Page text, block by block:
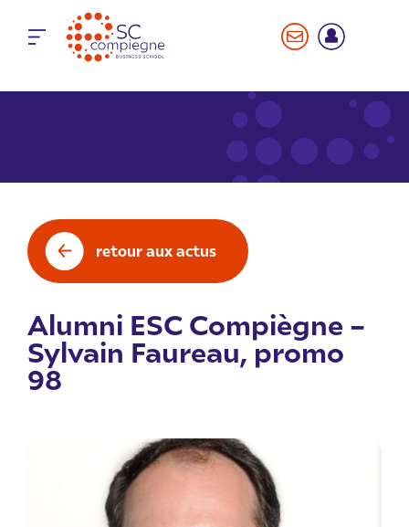
retour aux actus
Alumni ESC Compiègne –
Sylvain Faureau, promo
98